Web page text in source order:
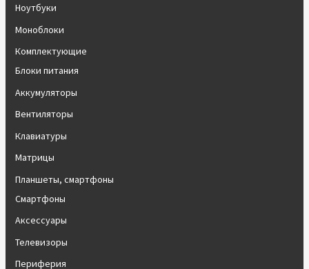
Ноутбуки
Моноблоки
Комплектующие
Блоки питания
Аккумуляторы
Вентиляторы
Клавиатуры
Матрицы
Планшеты, смартфоны
Смартфоны
Аксессуары
Телевизоры
Периферия